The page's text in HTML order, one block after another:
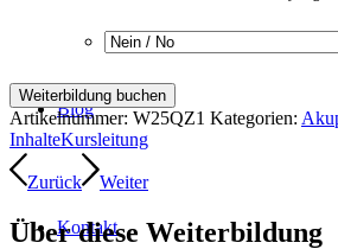
Blog
Kontakt
Qualitätszirkel:
Infertilität/Kinderwunsch
Menge
Weiterbildung buchen
Artikelnummer: W25QZ1 Kategorien:
InhalteKursleitung
Zurück Weiter
Über diese Weiterbildung